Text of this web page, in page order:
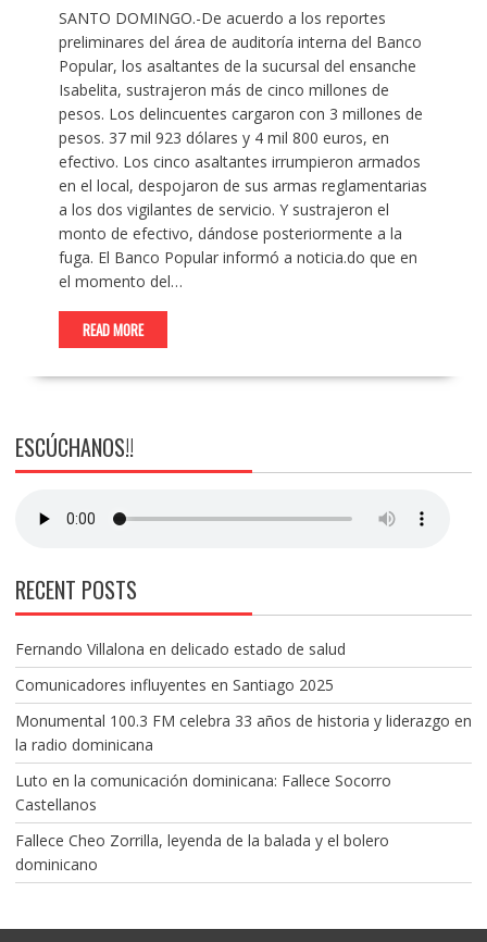
SANTO DOMINGO.-De acuerdo a los reportes
preliminares del área de auditoría interna del Banco
Popular, los asaltantes de la sucursal del ensanche
Isabelita, sustrajeron más de cinco millones de
pesos. Los delincuentes cargaron con 3 millones de
pesos. 37 mil 923 dólares y 4 mil 800 euros, en
efectivo. Los cinco asaltantes irrumpieron armados
en el local, despojaron de sus armas reglamentarias
a los dos vigilantes de servicio. Y sustrajeron el
monto de efectivo, dándose posteriormente a la
fuga. El Banco Popular informó a noticia.do que en
el momento del…
READ MORE
ESCÚCHANOS!!
RECENT POSTS
Fernando Villalona en delicado estado de salud
Comunicadores influyentes en Santiago 2025
Monumental 100.3 FM celebra 33 años de historia y liderazgo en
la radio dominicana
Luto en la comunicación dominicana: Fallece Socorro
Castellanos
Fallece Cheo Zorrilla, leyenda de la balada y el bolero
dominicano